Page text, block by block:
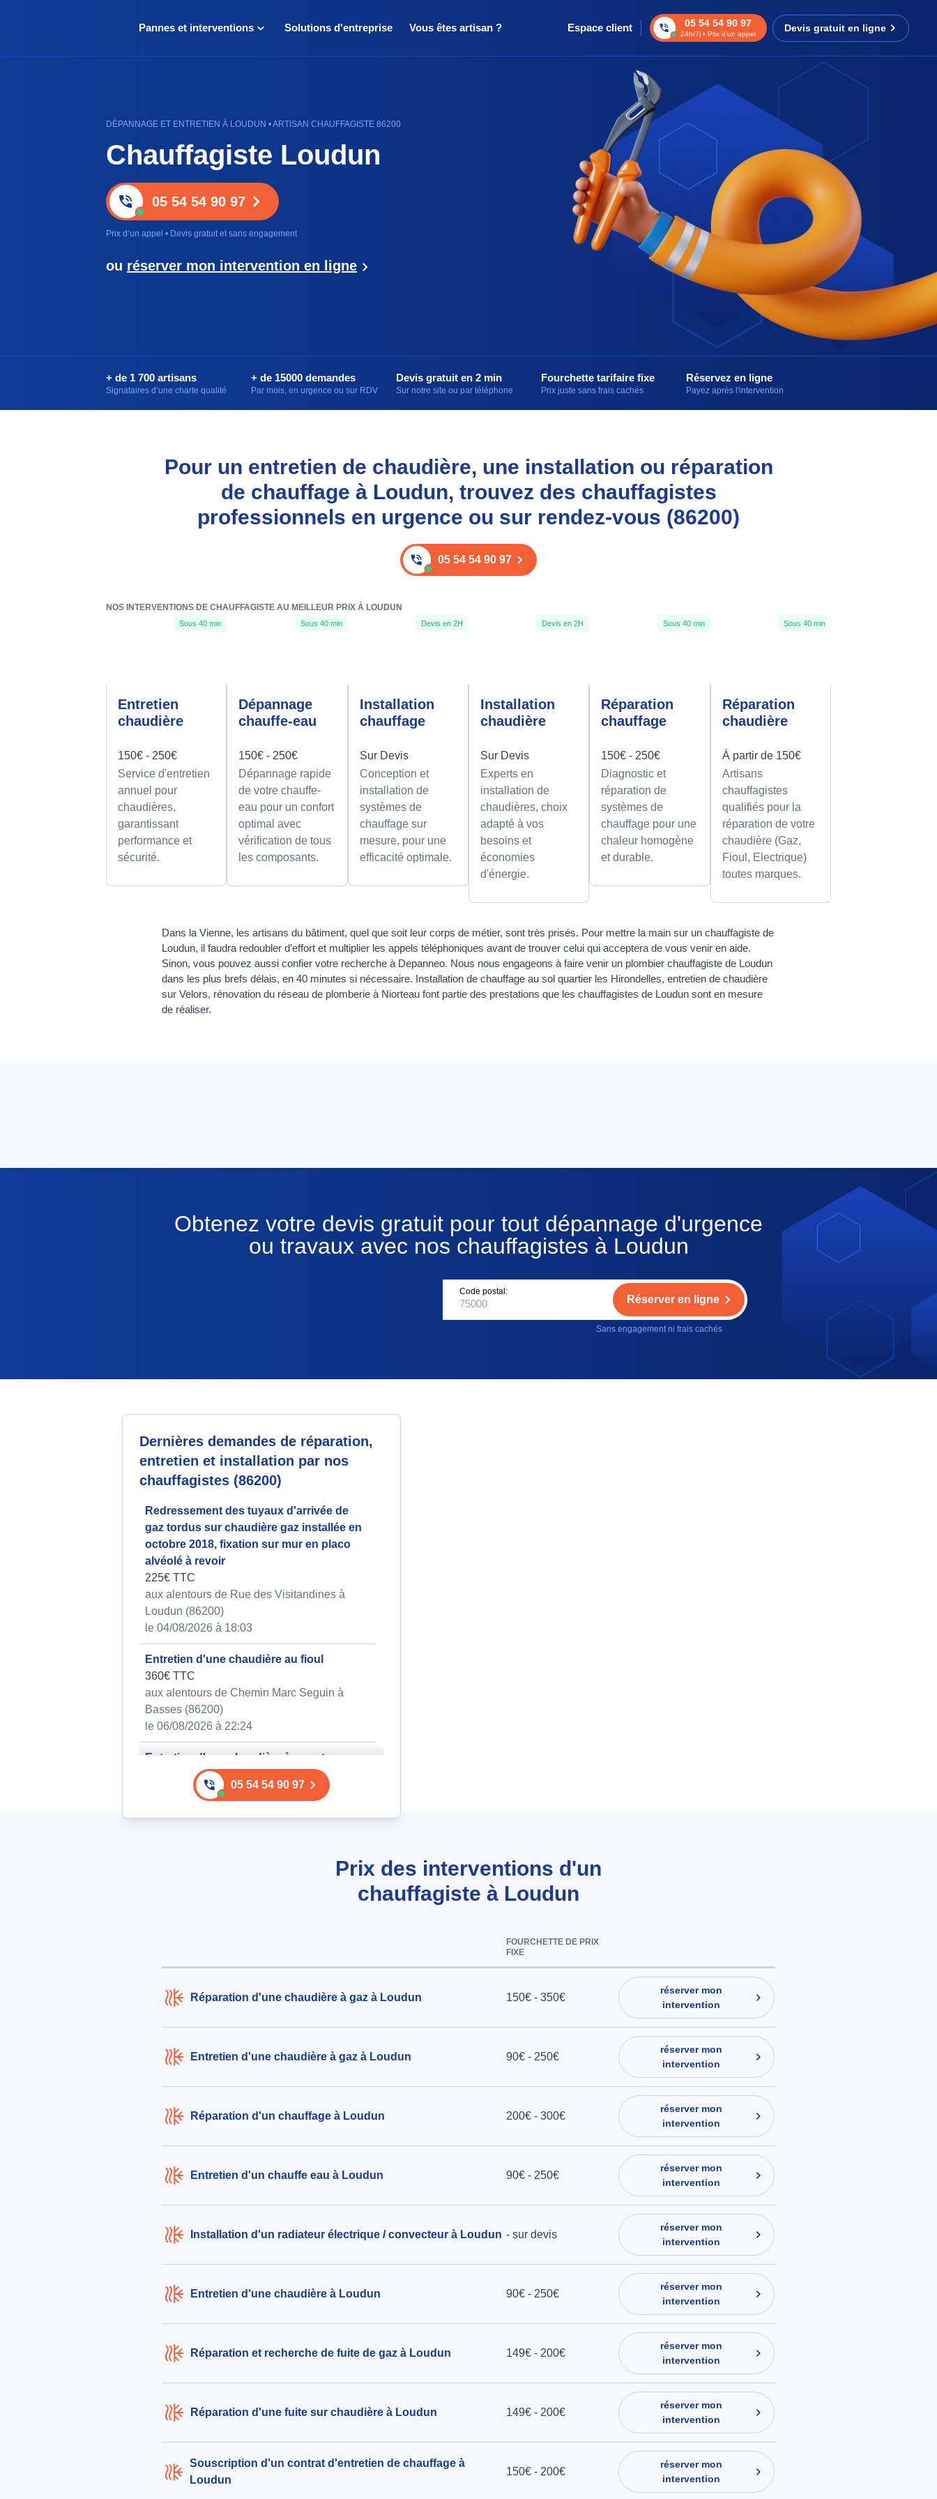
Pannes et interventions Solutions d'entreprise Vous êtes artisan ? Espace client 05 54 54 90 97
24h/7j • Prix d’un appel
Devis gratuit en ligne
DÉPANNAGE ET ENTRETIEN À LOUDUN • ARTISAN CHAUFFAGISTE 86200
Chauffagiste Loudun
05 54 54 90 97
Prix d’un appel • Devis gratuit et sans engagement
ou réserver mon intervention en ligne
+ de 1 700 artisans
Signataires d’une charte qualité
+ de 15000 demandes
Par mois, en urgence ou sur RDV
Devis gratuit en 2 min
Sur notre site ou par téléphone
Fourchette tarifaire fixe
Prix juste sans frais cachés
Réservez en ligne
Payez après l'intervention
Pour un entretien de chaudière, une installation ou réparation
de chauffage à Loudun, trouvez des chauffagistes
professionnels en urgence ou sur rendez-vous (86200)
05 54 54 90 97
NOS INTERVENTIONS DE CHAUFFAGISTE AU MEILLEUR PRIX À LOUDUN
Sous 40 min
Entretien
chaudière
150€ - 250€
Service d'entretien
annuel pour
chaudières,
garantissant
performance et
sécurité.
Sous 40 min
Dépannage
chauffe-eau
150€ - 250€
Dépannage rapide
de votre chauffe-
eau pour un confort
optimal avec
vérification de tous
les composants.
Devis en 2H
Installation
chauffage
Sur Devis
Conception et
installation de
systèmes de
chauffage sur
mesure, pour une
efficacité optimale.
Devis en 2H
Installation
chaudière
Sur Devis
Experts en
installation de
chaudières, choix
adapté à vos
besoins et
économies
d'énergie.
Sous 40 min
Réparation
chauffage
150€ - 250€
Diagnostic et
réparation de
systèmes de
chauffage pour une
chaleur homogène
et durable.
Sous 40 min
Réparation
chaudière
À partir de 150€
Artisans
chauffagistes
qualifiés pour la
réparation de votre
chaudière (Gaz,
Fioul, Electrique)
toutes marques.
Dans la Vienne, les artisans du bâtiment, quel que soit leur corps de métier, sont très prisés. Pour mettre la main sur un chauffagiste de
Loudun, il faudra redoubler d’effort et multiplier les appels téléphoniques avant de trouver celui qui acceptera de vous venir en aide.
Sinon, vous pouvez aussi confier votre recherche à Depanneo. Nous nous engageons à faire venir un plombier chauffagiste de Loudun
dans les plus brefs délais, en 40 minutes si nécessaire. Installation de chauffage au sol quartier les Hirondelles, entretien de chaudière
sur Velors, rénovation du réseau de plomberie à Niorteau font partie des prestations que les chauffagistes de Loudun sont en mesure
de réaliser.
Obtenez votre devis gratuit pour tout dépannage d'urgence
ou travaux avec nos chauffagistes à Loudun
Code postal:
Réserver en ligne
Sans engagement ni frais cachés
Dernières demandes de réparation,
entretien et installation par nos
chauffagistes (86200)
Redressement des tuyaux d'arrivée de
gaz tordus sur chaudière gaz installée en
octobre 2018, fixation sur mur en placo
alvéolé à revoir
225€ TTC
aux alentours de Rue des Visitandines à
Loudun (86200)
le 04/08/2026 à 18:03
Entretien d'une chaudière au fioul
360€ TTC
aux alentours de Chemin Marc Seguin à
Basses (86200)
le 06/08/2026 à 22:24
Entretien d'une chaudière à gaz et
réparation de fuite sur tuyau en cuivre
119€ TTC
Installation d'une chaudière au sol au gaz
Remplacement d'un ballon d'eau chaude
de 200L par un ballon thermodynamique
de 100L au niveau grenier
Loudun (86200)
05 54 54 90 97
Prix des interventions d'un
chauffagiste à Loudun
FOURCHETTE DE PRIX
FIXE
Réparation d'une chaudière à gaz à Loudun 150€ - 350€
réserver mon
intervention
Entretien d'une chaudière à gaz à Loudun 90€ - 250€
réserver mon
intervention
Réparation d'un chauffage à Loudun 200€ - 300€
réserver mon
intervention
Entretien d'un chauffe eau à Loudun 90€ - 250€
réserver mon
intervention
Installation d'un radiateur électrique / convecteur à Loudun - sur devis
réserver mon
intervention
Entretien d'une chaudière à Loudun 90€ - 250€
réserver mon
intervention
Réparation et recherche de fuite de gaz à Loudun 149€ - 200€
réserver mon
intervention
Réparation d'une fuite sur chaudière à Loudun 149€ - 200€
réserver mon
intervention
Souscription d'un contrat d'entretien de chauffage à
Loudun
150€ - 200€
réserver mon
intervention